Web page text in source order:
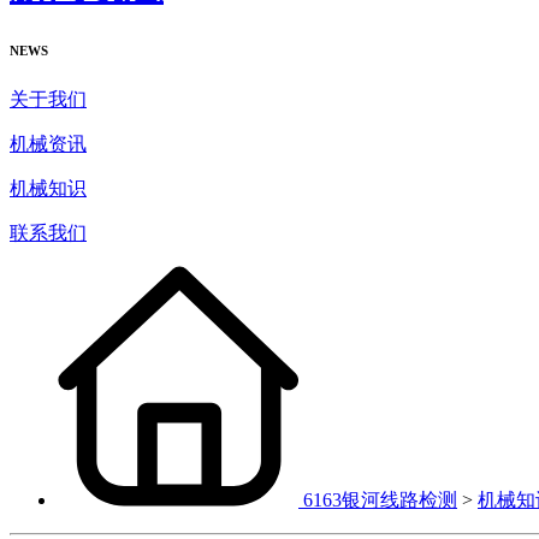
NEWS
关于我们
机械资讯
机械知识
联系我们
6163银河线路检测 > 机械知